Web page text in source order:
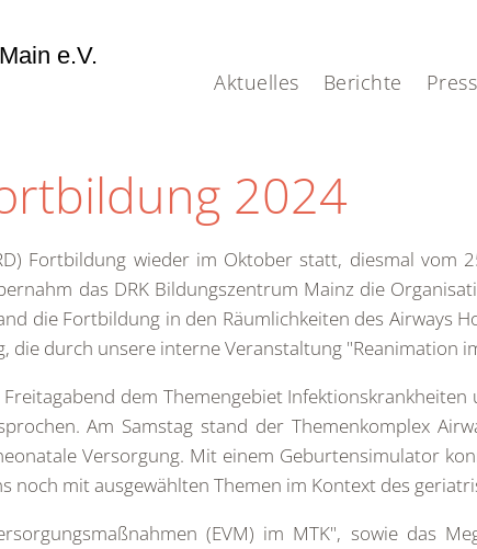
e.V.
Aktuelles
Berichte
2024
Fortbildung wieder im Oktober statt, diesmal vom
das DRK Bildungszentrum Mainz die
die Fortbildung in den Räumlichkeiten des Airways
die durch unsere interne Veranstaltung "Reanimation
dem Themengebiet
Am Samstag stand der Themenkomplex
Versorgung. Mit einem Geburtensimulator
noch mit ausgewählten Themen im Kontext des
(EVM) im MTK", sowie das